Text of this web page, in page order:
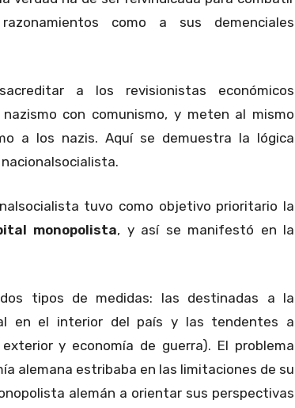
como a sus demenciales
a los revisionistas económicos
con comunismo, y meten al mismo
a los nazis. Aquí se demuestra la lógica
tuvo como objetivo prioritario la
monopolista, y así se manifestó en la
tipos de medidas: las destinadas a la
en el interior del país y las tendentes a
y economía de guerra). El problema
alemana estribaba en las limitaciones de su
alemán a orientar sus perspectivas